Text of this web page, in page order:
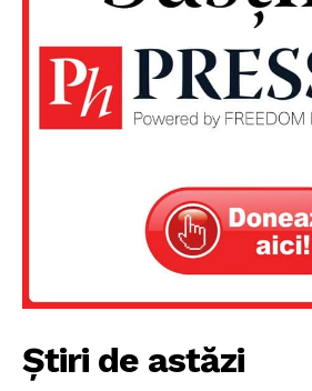
PRESShub
Despre noi / Echipa
Proiecte editoriale
Știri de astăzi